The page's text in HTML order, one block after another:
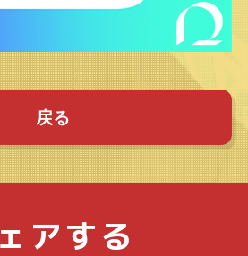
戻る
ェアする